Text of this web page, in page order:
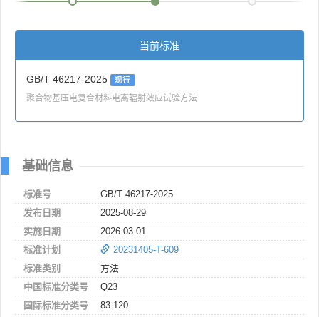
当前标准
GB/T 46217-2025 现行
聚合物基压电复合材料电离辐射效应试验方法
基础信息
标准号
GB/T 46217-2025
发布日期
2025-08-29
实施日期
2026-03-01
标准计划
20231405-T-609
标准类别
方法
中国标准分类号
Q23
国际标准分类号
83.120